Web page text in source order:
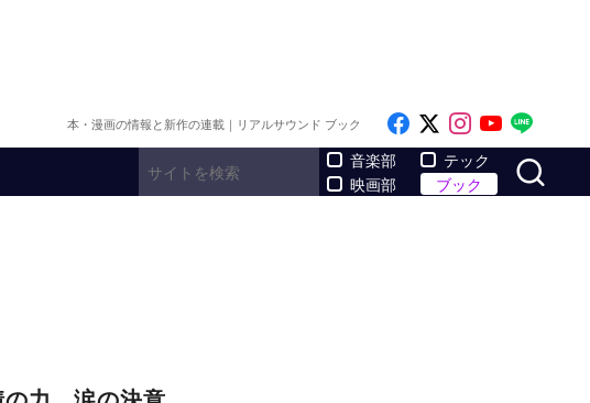
本・漫画の情報と新作の連載｜リアルサウンド ブック Like on Facebook
Follow on x
Follow on
Follow
音楽部
映画部
テック
ブック